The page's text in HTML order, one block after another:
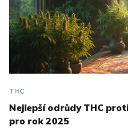
THC
Nejlepší odrůdy THC
pro rok 2025